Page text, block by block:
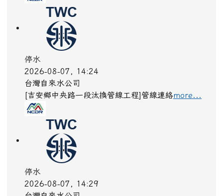
台灣自來水公司
[吉安鄉中央路一段汰換管線工程]管線連絡
停水
2026-08-07, 14:24
台灣自來水公司
[吉安鄉中央路一段汰換管線工程]管線連絡